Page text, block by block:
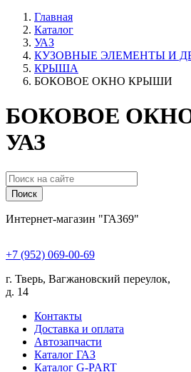
Главная
Каталог
УАЗ
КУЗОВНЫЕ ЭЛЕМЕНТЫ И
КРЫША
БОКОВОЕ ОКНО КРЫШИ
БОКОВОЕ
УАЗ
Поиск
Интернет-магазин "ГАЗ69"
+7 (952) 069-00-69
г. Тверь, Вагжановский переулок,
д. 14
Контакты
Доставка и оплата
Автозапчасти
Каталог ГАЗ
Каталог G-PART